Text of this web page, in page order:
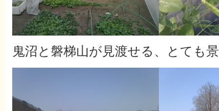
鬼沼と磐梯山が見渡せる、とても